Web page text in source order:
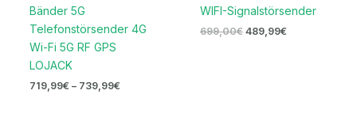
Bänder 5G
Telefonstörsender 4G
Wi-Fi 5G RF GPS
LOJACK
719,99€ – 739,99€
WIFI-Signalstörsender
699,00€ 489,99€